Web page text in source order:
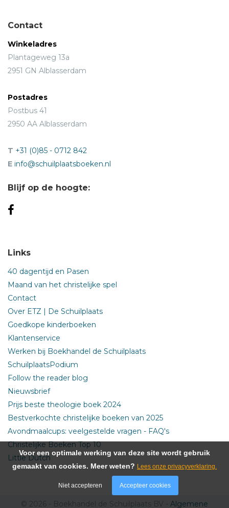
Contact
Winkeladres
Plantageweg 13a
2951 GN Alblasserdam
Postadres
Postbus 41
2950 AA Alblasserdam
T +31 (0)85 - 0712 842
E info@schuilplaatsboeken.nl
Blijf op de hoogte:
Links
40 dagentijd en Pasen
Maand van het christelijke spel
Contact
Over ETZ | De Schuilplaats
Goedkope kinderboeken
Klantenservice
Werken bij Boekhandel de Schuilplaats
SchuilplaatsPodium
Follow the reader blog
Nieuwsbrief
Prijs beste theologie boek 2024
Bestverkochte christelijke boeken van 2025
Avondmaalcups: veelgestelde vragen - FAQ's
Christelijke Boeken Top 10
Little Dutch
© 2026 - Boekhandel de Schuilplaats BV - Algemene
Voor een optimale werking van deze site wordt gebruik
gemaakt van cookies. Meer weten? Lees onze privacyverklaring.
Niet accepteren Accepteer cookies